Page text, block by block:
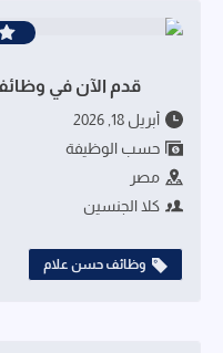
قدم الآن في
أبريل 18, 2026
حسب الوظيفة
مصر
كلا الجنسين
وظائف حسن علام